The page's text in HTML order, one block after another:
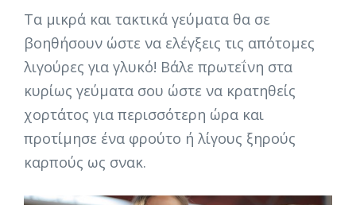
Τα μικρά και τακτικά γεύματα θα σε
βοηθήσουν ώστε να ελέγξεις τις απότομες
λιγούρες για γλυκό! Βάλε πρωτεΐνη στα
κυρίως γεύματα σου ώστε να κρατηθείς
χορτάτος για περισσότερη ώρα και
προτίμησε ένα φρούτο ή λίγους ξηρούς
καρπούς ως σνακ.